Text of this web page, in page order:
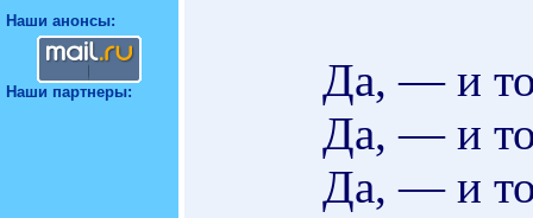
Наши анонсы:
Наши партнеры:
Да, — и то
Да, — и то
Да, — и